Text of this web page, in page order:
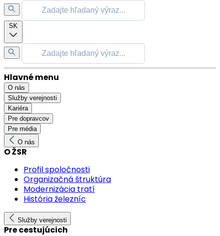
SK
Hlavné menu
O nás
Služby verejnosti
Kariéra
Pre dopravcov
Pre média
O nás
O ŽSR
Profil spoločnosti
Organizačná štruktúra
Modernizácia tratí
História železníc
Služby verejnosti
Pre cestujúcich